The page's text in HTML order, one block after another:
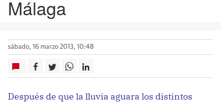
Málaga
sábado, 16 marzo 2013, 10:48
Después de que la lluvia aguara los distintos